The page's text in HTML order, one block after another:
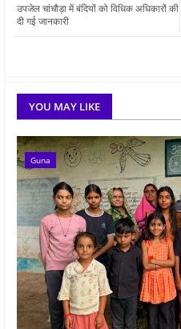
उपजेल चांचौड़ा में बंदियों को विधिक अधिकारों की
दी गई जानकारी
YOU MAY LIKE
Guna